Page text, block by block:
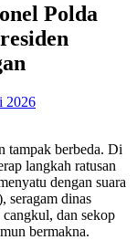
Polda
2026
tampak berbeda. Di
langkah ratusan
dengan suara
seragam dinas
cangkul, dan sekop
bermakna.